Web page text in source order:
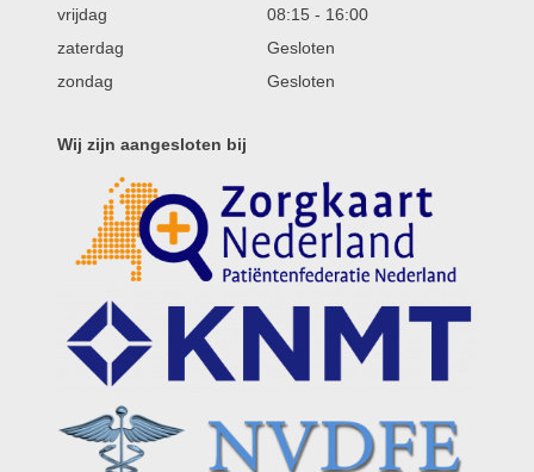
vrijdag
08:15 - 16:00
zaterdag
Gesloten
zondag
Gesloten
Wij zijn aangesloten bij